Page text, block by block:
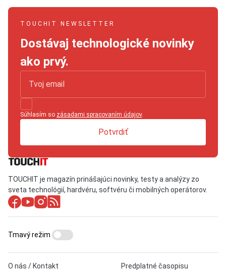
TOUCHIT NEWSLETTER
Dostávaj technologické novinky
ako prvý.
Súhlasím so zásadami spracovaním údajov.
Potvrdiť
TOUCHIT je magazín prinášajúci novinky, testy a analýzy zo
sveta technológií, hardvéru, softvéru či mobilných operátorov.
O nás / Kontakt Predplatné časopisu
Tmavý režim